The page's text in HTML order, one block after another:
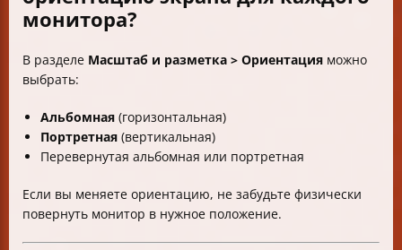
монитора?
В разделе Масштаб и разметка > Ориентация можно
выбрать:
Альбомная (горизонтальная)
Портретная (вертикальная)
Перевернутая альбомная или портретная
Если вы меняете ориентацию, не забудьте физически
повернуть монитор в нужное положение.